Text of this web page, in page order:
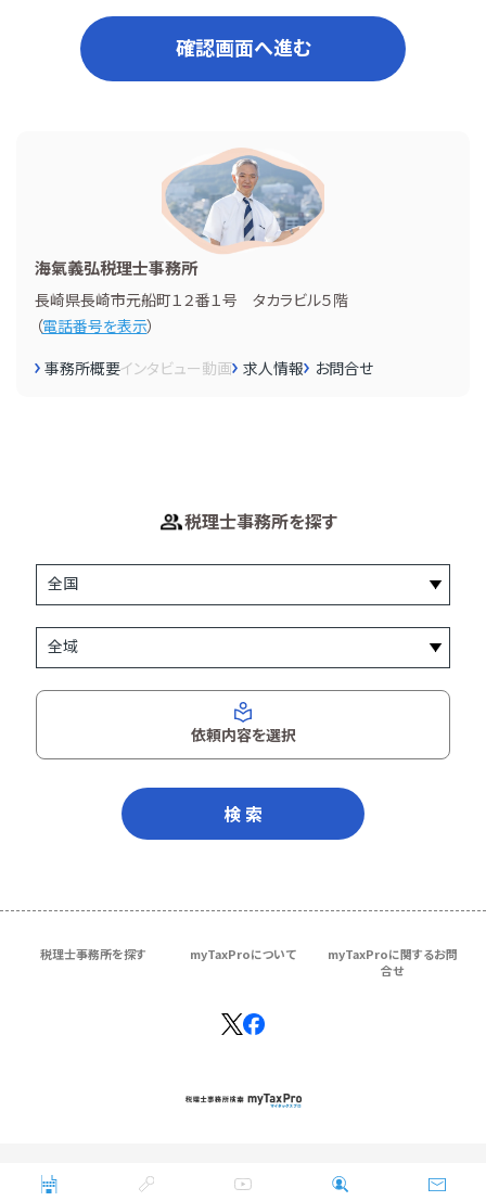
確認画面へ進む
海氣義弘税理士事務所
長崎県長崎市元船町１２番１号 タカラビル５階
（電話番号を表示）
事務所概要インタビュー動画 求人情報 お問合せ
税理士事務所を探す
依頼内容を選択
検 索
税理士事務所を探す myTaxProについて
myTaxProに関するお問
合せ
Copyright © ＴＫＣ Corporation